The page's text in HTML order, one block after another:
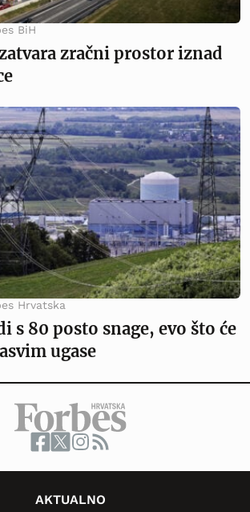
BiH
zračni prostor iznad
Hrvatska
s 80 posto snage, evo što će
ugase
AKTUALNO